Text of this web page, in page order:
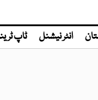
انٹر نیشنل ٹاپ